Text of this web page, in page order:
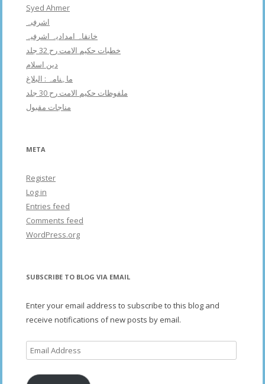
Syed Ahmer
اشرفبہ
خانقاہ امدادیہ اشرفیہ
خطبات حکیم الامت رح 32 جلد
دین اسلام
ماہنامہ : البلاغ
ملفوظات حکیم الامت رح 30 جلد
مناجات مقبول
META
Register
Log in
Entries feed
Comments feed
WordPress.org
SUBSCRIBE TO BLOG VIA EMAIL
Enter your email address to subscribe to this blog and
receive notifications of new posts by email.
Email
Address